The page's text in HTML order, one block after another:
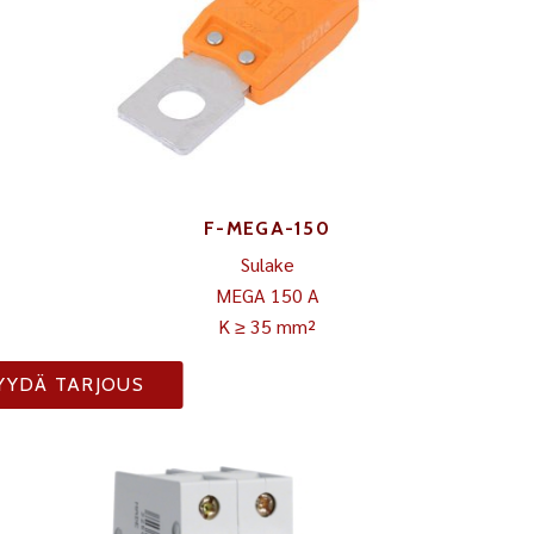
F-MEGA-150
Sulake
MEGA 150 A
K ≥ 35 mm²
TARJOUS